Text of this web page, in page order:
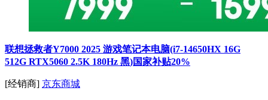
联想拯救者Y7000 2025 游戏笔记本电脑(i7-14650HX 16G
512G RTX5060 2.5K 180Hz 黑)国家补贴20%
[经销商] 京东商城